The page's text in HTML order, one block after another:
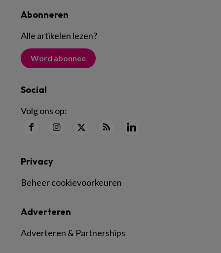
Abonneren
Alle artikelen lezen?
Word abonnee
Social
Volg ons op:
Adverteren
Adverteren & Partnerships
Privacy
Beheer cookievoorkeuren